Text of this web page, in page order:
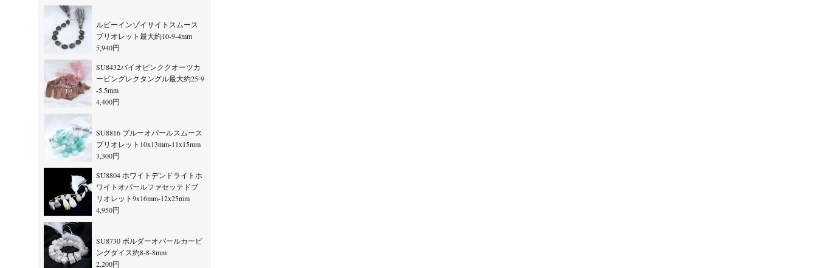
ルビーインゾイサイトスムース
ブリオレット最大約10-9-4mm
5,940円
SU8432バイオピンククオーツカ
ービングレクタングル最大約25-9
-5.5mm
4,400円
SU8816 ブルーオパールスムース
ブリオレット10x13mm-11x15mm
3,300円
SU8804 ホワイトデンドライトホ
ワイトオパールファセッテドブ
リオレット9x16mm-12x25mm
4,950円
SU8730 ボルダーオパールカービ
ングダイス約8-8-8mm
2,200円